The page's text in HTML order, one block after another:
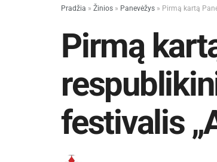
Pradžia » Žinios » Panevėžys » Pirmą kartą
Pirmą
festivalis